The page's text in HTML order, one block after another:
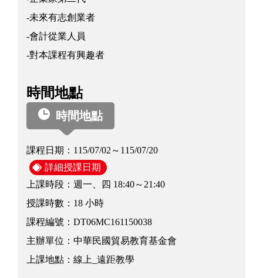
-未來有志創業者
-會計從業人員
-對本課程有興趣者
時間地點
時間地點
課程日期： 115/07/02～115/07/20
詳細授課日期
上課時段： 週一、四 18:40～21:40
授課時數： 18 小時
課程編號： DT06MC161150038
主辦單位： 中華民國貿易教育基金會
上課地點： 線上_遠距教學